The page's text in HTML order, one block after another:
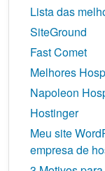
Lista das
SiteGround
Fast Comet
Melhores
Napoleon
Hostinger
Meu site
empresa de